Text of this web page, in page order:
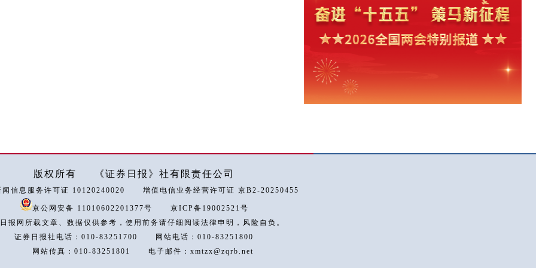
版权所有 《证券日报》社有限责任公司
闻信息服务许可证 10120240020 增值电信业务经营许可证 京B2-20250455
京公网安备 11010602201377号
京ICP备19002521号
报网所载文章、数据仅供参考，使用前务请仔细阅读法律申明，风险自负。
证券日报社电话：010-83251700
网站电话：010-83251800
网站传真：010-83251801
电子邮件：xmtzx@zqrb.net